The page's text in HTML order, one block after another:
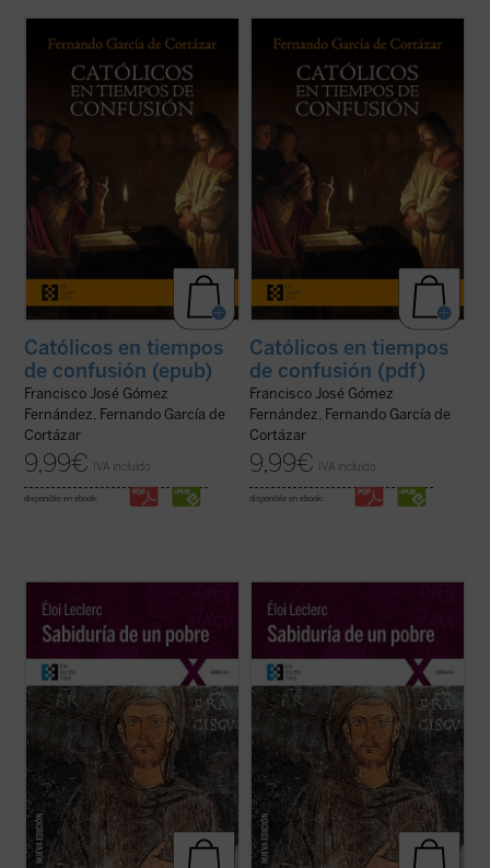
manifiesto a favor de que el humanismo de
tradición cristiana vuelva a ser la
referencia que nos defina, de tal forma que
nuestros valores, los propios de la
civilización occidental, recuperen su ...
Católicos en tiempos
de confusión (epub)
Francisco José Gómez
Fernández, Fernando García de
Cortázar
9,99€ IVA incluido
disponible en ebook:
manifiesto a favor de que el humanismo de
tradición cristiana vuelva a ser la
referencia que nos defina, de tal forma que
nuestros valores, los propios de la
civilización occidental, recuperen su ...
Católicos en tiempos
de confusión (pdf)
Francisco José Gómez
Fernández, Fernando García de
Cortázar
9,99€ IVA incluido
disponible en ebook:
En este gran clásico de la literatura
espiritual, el franciscano francés Éloi
Leclerc lleva a cabo una entrañable
relectura de la «sabiduría» del Pobrecillo
y con una perspectiva totalmente ...
(ver
ficha)
En este gran clásico de la literatura
espiritual, el franciscano francés Éloi
Leclerc lleva a cabo una entrañable
relectura de la «sabiduría» del Pobrecillo
y con una perspectiva totalmente ...
(ver
ficha)